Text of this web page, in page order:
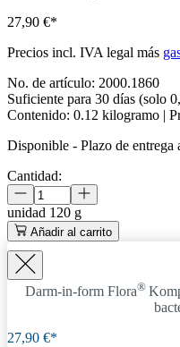
27,90 €*
Precios incl. IVA legal más
No. de artículo: 2000.1860
Suficiente para 30 días (solo
Contenido: 0.12 kilogramo |
Disponible - Plazo de entrega
Cantidad:
unidad 120 g
Añadir al carrito
Darm-in-form Flora®
27,90 €*